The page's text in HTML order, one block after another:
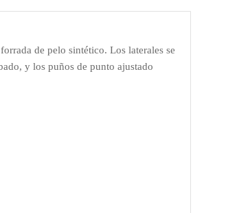
de pelo sintético. Los laterales se
y los puños de punto ajustado